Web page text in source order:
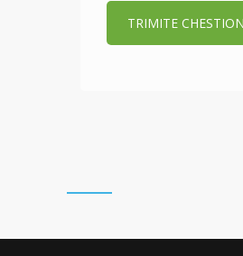
TRIMITE